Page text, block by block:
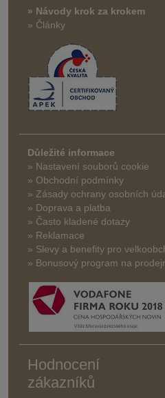
» Návody krok za krokem
» Články
Důležité informace
» Nastavení souborů cookie
» Obchodní podmínky
» Zásady ochrany osobních
» Doprava a platba
» Často kladené dotazy
» Reklamace
» Slevy a benefity pro
» Bonusový program na
Hodnocení
zákazníků